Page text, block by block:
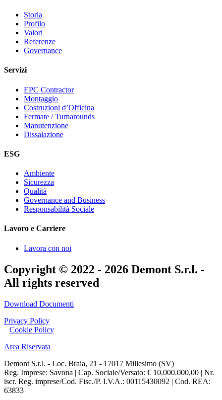
Storia
Profilo
Valori
Referenze
Governance
Servizi
EPC Contractor
Montaggio
Costruzioni d’Officina
Fermate / Turnarounds
Manutenzione
Dissalazione
ESG
Ambiente
Sicurezza
Qualità
Governance and Business
Responsabilità Sociale
Lavoro e Carriere
Lavora con noi
Copyright © 2022 - 2026 Demont S.r.l. -
All rights reserved
Download Documenti
Privacy Policy
Cookie Policy
Area Riservata
Demont S.r.l. - Loc. Braia, 21 - 17017 Millesimo (SV)
Reg. Imprese: Savona | Cap. Sociale/Versato: € 10.000.000,00 | Nr.
iscr. Reg. imprese/Cod. Fisc./P. I.V.A.: 00115430092 | Cod. REA:
63833